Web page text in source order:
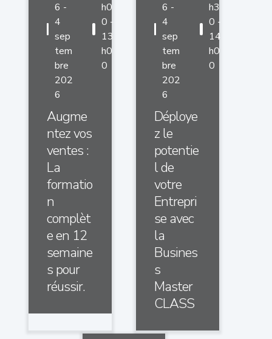
6 -
4
sep
tem
bre
202
6
h0
0 -
13
h0
0
Augme
ntez vos
ventes :
La
formatio
n
complèt
e en 12
semaine
s pour
réussir.
6 -
4
sep
tem
bre
202
6
h3
0 -
14
h0
0
Déploye
z le
potentie
l de
votre
Entrepri
se avec
la
Busines
s
Master
CLASS